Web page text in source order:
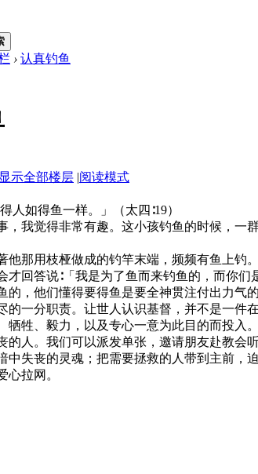
› 认真钓鱼
显示全部楼层 |阅读模式
人如得鱼一样。」 （太四∶19）
，我觉得非常有趣。这小孩钓鱼的时候，
他那用枝桠做成的钓竿末端，频频有鱼上钓
回答说∶「我是为了鱼而来钓鱼的，而你们
的，他们懂得要得鱼是要全神贯注付出力气
的一分职责。让世人认识基督，并不是一
牲、毅力，以及专心一意为此目的而投入。
的人。我们可以派发单张，邀请朋友赴教会
中失丧的灵魂； 把需要拯救的人带到主前，
心拉网。